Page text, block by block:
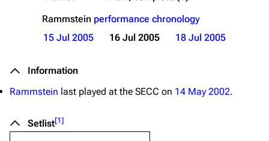
Rammstein performance chronology
15 Jul 2005
16 Jul 2005 18 Jul 2005
Information
Rammstein last played at the SECC on 14 May 2002.
Setlist[1]